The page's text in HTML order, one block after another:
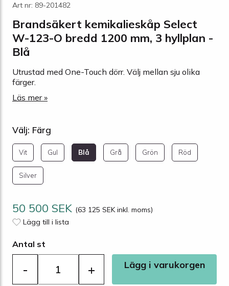
Art nr: 89-201482
Brandsäkert kemikalieskåp Select
W-123-O bredd 1200 mm, 3 hyllplan -
Blå
Utrustad med One-Touch dörr. Välj mellan sju olika
färger.
Läs mer »
Välj: Färg
Vit Gul Blå Grå Grön Röd
Silver
50 500 SEK (63 125 SEK inkl. moms)
Lägg till i lista
Antal st
- + Lägg i varukorgen